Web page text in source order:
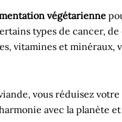
végétarienne
types de cancer, de
vitamines et minéraux,
vous réduisez
avec la planète